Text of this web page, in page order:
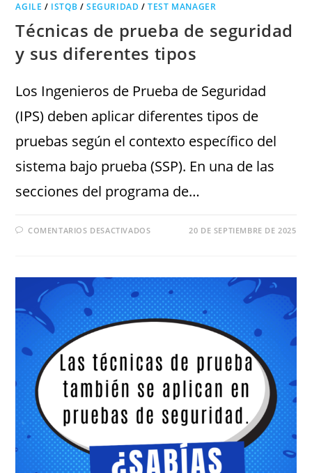
AGILE / ISTQB /SEGURIDAD /TEST MANAGER
Técnicas de prueba de seguridad
y sus diferentes tipos
Los Ingenieros de Prueba de Seguridad
(IPS) deben aplicar diferentes tipos de
pruebas según el contexto específico del
sistema bajo prueba (SSP). En una de las
secciones del programa de…
COMENTARIOS DESACTIVADOS 20 DE SEPTIEMBRE DE 2025